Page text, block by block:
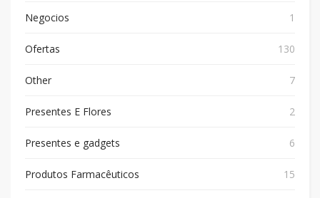
Negocios 1
Ofertas 130
Other 7
Presentes E Flores 2
Presentes e gadgets 6
Produtos Farmacêuticos 15